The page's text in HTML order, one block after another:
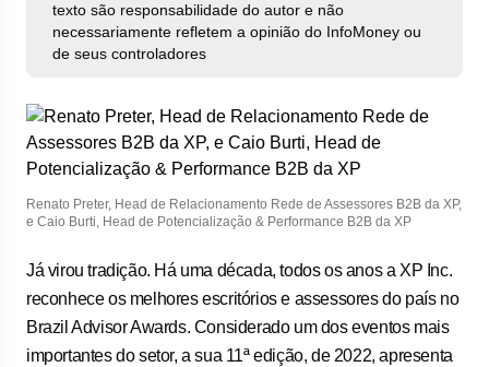
texto são responsabilidade do autor e não
necessariamente refletem a opinião do InfoMoney ou
de seus controladores
Renato Preter, Head de Relacionamento Rede de Assessores B2B da XP,
e Caio Burti, Head de Potencialização & Performance B2B da XP
Já virou tradição. Há uma década, todos os anos a XP Inc.
reconhece os melhores escritórios e assessores do país no
Brazil Advisor Awards. Considerado um dos eventos mais
importantes do setor, a sua 11ª edição, de 2022, apresenta